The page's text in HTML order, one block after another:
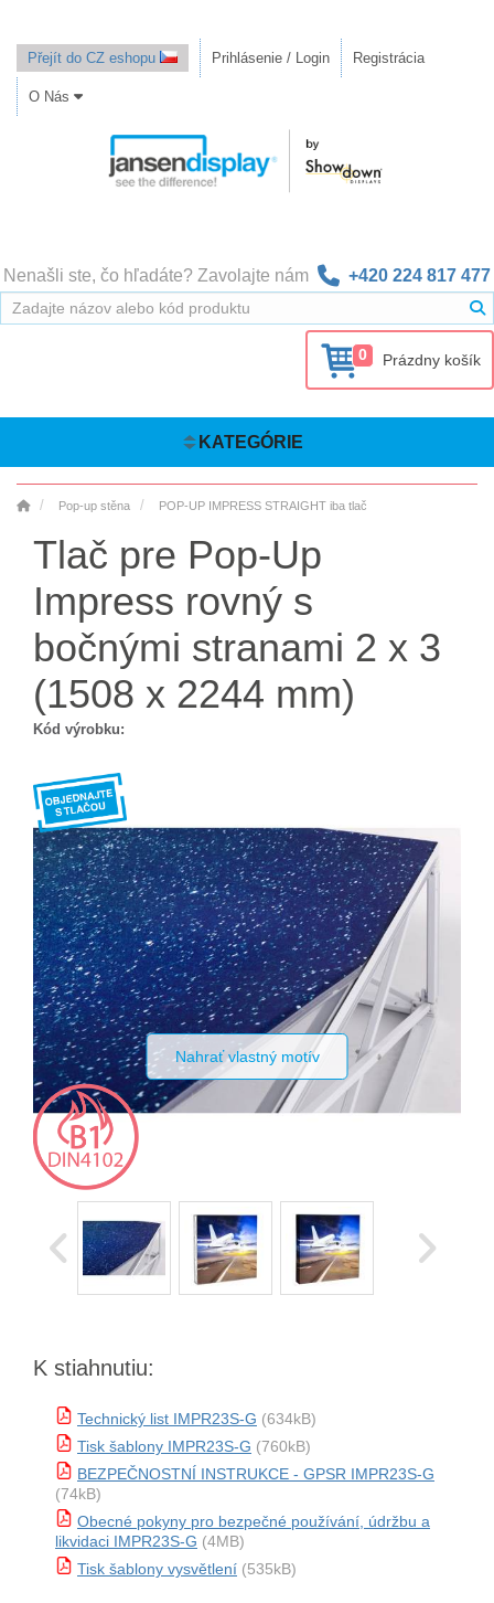
Přejít do CZ eshopu Prihlásenie / Login Registrácia
O Nás
Nenašli ste, čo hľadáte? Zavolajte nám +420 224 817 477
0 Prázdny košík
KATEGÓRIE
Pop-up stěna POP-UP IMPRESS STRAIGHT iba tlač
Tlač pre Pop-Up
Impress rovný s
bočnými stranami 2 x 3
(1508 x 2244 mm)
Kód výrobku:
Nahrať vlastný motív
K stiahnutiu:
Technický list IMPR23S-G (634kB)
Tisk šablony IMPR23S-G (760kB)
BEZPEČNOSTNÍ INSTRUKCE - GPSR IMPR23S-G
(74kB)
Obecné pokyny pro bezpečné používání, údržbu a
likvidaci IMPR23S-G (4MB)
Tisk šablony vysvětlení (535kB)